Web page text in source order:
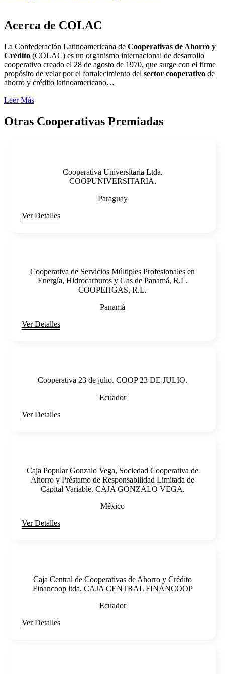
Acerca de COLAC
La Confederación Latinoamericana de Cooperativas de Ahorro y
Crédito (COLAC) es un organismo internacional de desarrollo
cooperativo creado el 28 de agosto de 1970, que surge con el firme
propósito de velar por el fortalecimiento del sector cooperativo de
ahorro y crédito latinoamericano…
Leer Más
Otras Cooperativas Premiadas
Cooperativa Universitaria Ltda.
COOPUNIVERSITARIA.
Paraguay
Ver Detalles
Cooperativa de Servicios Múltiples Profesionales en
Energía, Hidrocarburos y Gas de Panamá, R.L.
COOPEHGAS, R.L.
Panamá
Ver Detalles
Cooperativa 23 de julio. COOP 23 DE JULIO.
Ecuador
Ver Detalles
Caja Popular Gonzalo Vega, Sociedad Cooperativa de
Ahorro y Préstamo de Responsabilidad Limitada de
Capital Variable. CAJA GONZALO VEGA.
México
Ver Detalles
Caja Central de Cooperativas de Ahorro y Crédito
Financoop ltda. CAJA CENTRAL FINANCOOP
Ecuador
Ver Detalles